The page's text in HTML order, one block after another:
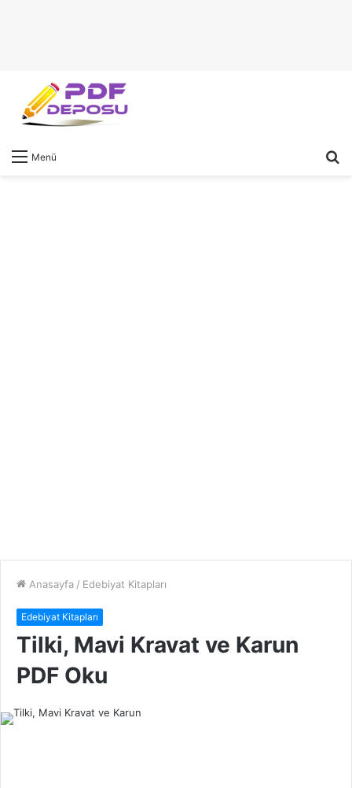
Menü
Anasayfa / Edebiyat Kitapları
Edebiyat Kitapları
Tilki, Mavi Kravat ve Karun
PDF Oku